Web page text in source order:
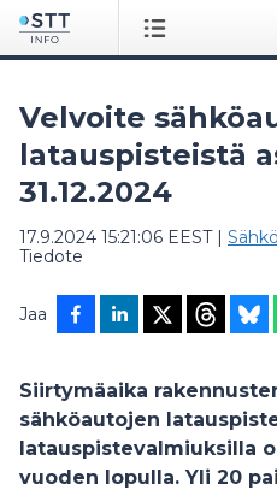
Velvoite
latauspisteistä
31.12.2024
17.9.2024 15:21:06 EEST|
Tiedote
Jaa
Siirtymäaika
sähköautojen
latauspistevalmiuksilla
vuoden lopulla. Yli 20